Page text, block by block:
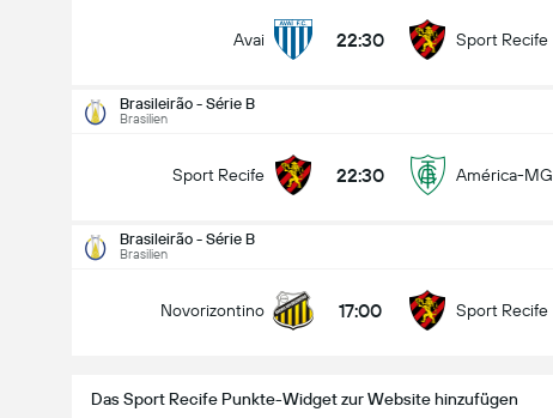
Avai 22:30 Sport Recife
Brasileirão - Série B
Brasilien
Sport Recife 22:30 América-MG
Brasileirão - Série B
Brasilien
Novorizontino 17:00 Sport Recife
Das Sport Recife Punkte-Widget zur Website hinzufügen
Brasileirão - Série B
23:30 Londrina
Gesamtanzahl Tore im Spiel (2.5)